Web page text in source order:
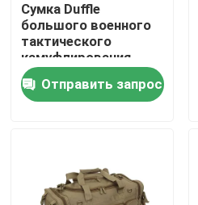
Домой
Продукты
Экскурсия по заводу
Сумка Duffle
большого военного
тактического
камуфлирования
сумки
изготовленного на
заказ черная
Отправить запрос